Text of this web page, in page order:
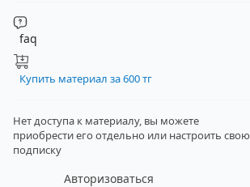
faq
Купить материал за 600 тг
Нет доступа к материалу, вы можете
приобрести его отдельно или настроить свою
подписку
Авторизоваться